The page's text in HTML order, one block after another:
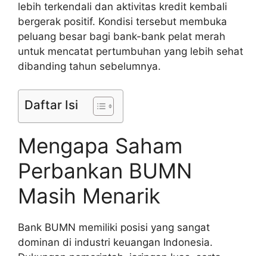
lebih terkendali dan aktivitas kredit kembali
bergerak positif. Kondisi tersebut membuka
peluang besar bagi bank-bank pelat merah
untuk mencatat pertumbuhan yang lebih sehat
dibanding tahun sebelumnya.
Daftar Isi
Mengapa Saham
Perbankan BUMN
Masih Menarik
Bank BUMN memiliki posisi yang sangat
dominan di industri keuangan Indonesia.